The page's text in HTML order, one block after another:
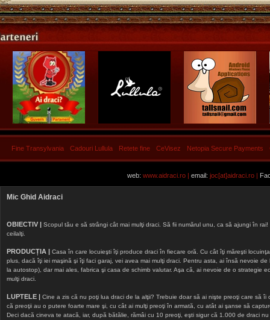
Fine Transylvania Cadouri Lullula Retete fine CeVisez Netopia Secure Payments
web: www.aidraci.ro | email: joc[at]aidraci.ro |
Mic Ghid Aidraci
OBIECTIV | Scopul tău e să strângi cât mai mulţi draci. Să fii numărul unu, ca să ajungi în
ceilalţi.
PRODUCȚIA | Casa în care locuieşti îţi produce draci în fiecare oră. Cu cât îţi măreşti
plus, dacă îţi iei maşină şi îţi faci garaj, vei avea mai mulţi draci. Pentru asta, ai însă nevoie
la autostop), dar mai ales, fabrica şi casa de schimb valutar. Aşa că, ai nevoie de o strategie
mulţi draci.
LUPTELE | Cine a zis că nu poţi lua draci de la alţii? Trebuie doar să ai nişte preoţi care să
că preoţii au o putere foarte mare şi, cu cât ai mulţi preoţi în armată, cu atât ai şanse să
Deci dacă cineva te atacă, iar, după bătălie, rămâi cu 10 preoţi, eşti sigur că 1.000 de draci